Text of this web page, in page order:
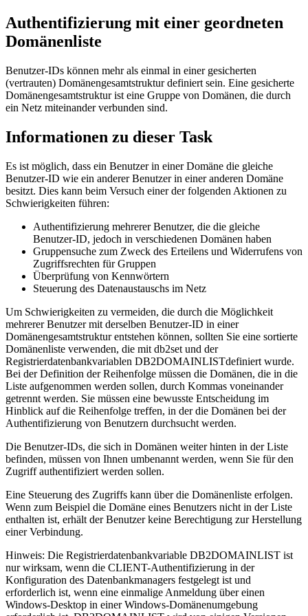
Authentifizierung mit einer geordneten
Domänenliste
Benutzer-IDs können mehr als einmal in einer gesicherten
(vertrauten) Domänengesamtstruktur definiert sein. Eine gesicherte
Domänengesamtstruktur ist eine Gruppe von Domänen, die durch
ein Netz miteinander verbunden sind.
Informationen zu dieser Task
Es ist möglich, dass ein Benutzer in einer Domäne die gleiche
Benutzer-ID wie ein anderer Benutzer in einer anderen Domäne
besitzt. Dies kann beim Versuch einer der folgenden Aktionen zu
Schwierigkeiten führen:
Authentifizierung mehrerer Benutzer, die die gleiche
Benutzer-ID, jedoch in verschiedenen Domänen haben
Gruppensuche zum Zweck des Erteilens und Widerrufens von
Zugriffsrechten für Gruppen
Überprüfung von Kennwörtern
Steuerung des Datenaustauschs im Netz
Um Schwierigkeiten zu vermeiden, die durch die Möglichkeit
mehrerer Benutzer mit derselben Benutzer-ID in einer
Domänengesamtstruktur entstehen können, sollten Sie eine sortierte
Domänenliste verwenden, die mit db2set und der
Registrierdatenbankvariablen DB2DOMAINLISTdefiniert wurde.
Bei der Definition der Reihenfolge müssen die Domänen, die in die
Liste aufgenommen werden sollen, durch Kommas voneinander
getrennt werden. Sie müssen eine bewusste Entscheidung im
Hinblick auf die Reihenfolge treffen, in der die Domänen bei der
Authentifizierung von Benutzern durchsucht werden.
Die Benutzer-IDs, die sich in Domänen weiter hinten in der Liste
befinden, müssen von Ihnen umbenannt werden, wenn Sie für den
Zugriff authentifiziert werden sollen.
Eine Steuerung des Zugriffs kann über die Domänenliste erfolgen.
Wenn zum Beispiel die Domäne eines Benutzers nicht in der Liste
enthalten ist, erhält der Benutzer keine Berechtigung zur Herstellung
einer Verbindung.
Hinweis: Die Registrierdatenbankvariable DB2DOMAINLIST ist
nur wirksam, wenn die CLIENT-Authentifizierung in der
Konfiguration des Datenbankmanagers festgelegt ist und
erforderlich ist, wenn eine einmalige Anmeldung über einen
Windows-Desktop in einer Windows-Domänenumgebung